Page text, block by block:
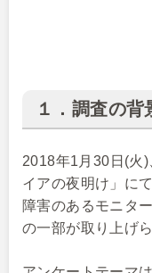
１．調査の背
2018年1月30日(火
イアの夜明け」に
障害のあるモニタ
の一部が取り上げ